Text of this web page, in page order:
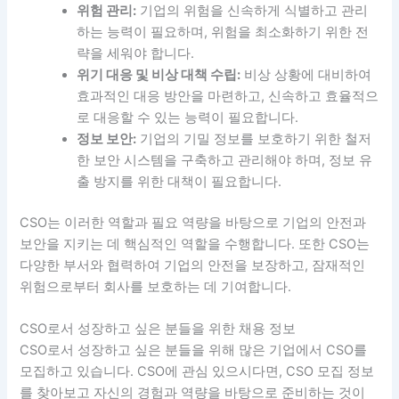
위험 관리: 기업의 위험을 신속하게 식별하고 관리
하는 능력이 필요하며, 위험을 최소화하기 위한 전
략을 세워야 합니다.
위기 대응 및 비상 대책 수립: 비상 상황에 대비하여
효과적인 대응 방안을 마련하고, 신속하고 효율적으
로 대응할 수 있는 능력이 필요합니다.
정보 보안: 기업의 기밀 정보를 보호하기 위한 철저
한 보안 시스템을 구축하고 관리해야 하며, 정보 유
출 방지를 위한 대책이 필요합니다.
CSO는 이러한 역할과 필요 역량을 바탕으로 기업의 안전과
보안을 지키는 데 핵심적인 역할을 수행합니다. 또한 CSO는
다양한 부서와 협력하여 기업의 안전을 보장하고, 잠재적인
위험으로부터 회사를 보호하는 데 기여합니다.
CSO로서 성장하고 싶은 분들을 위한 채용 정보
CSO로서 성장하고 싶은 분들을 위해 많은 기업에서 CSO를
모집하고 있습니다. CSO에 관심 있으시다면, CSO 모집 정보
를 찾아보고 자신의 경험과 역량을 바탕으로 준비하는 것이